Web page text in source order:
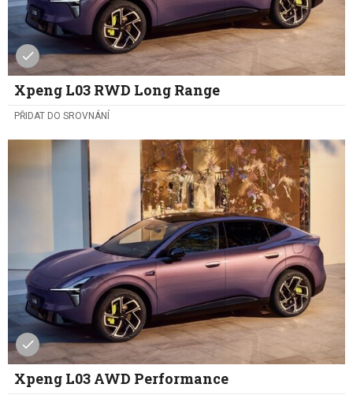
Xpeng L03 RWD Long Range
PŘIDAT DO SROVNÁNÍ
Xpeng L03 AWD Performance